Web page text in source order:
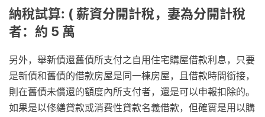
納稅試算: ( 薪資分開計稅，妻為分開計稅
者：約 5 萬
另外，舉新債還舊債所支付之自用住宅購屋借款利息，只要
是新債和舊債的借款房屋是同一棟房屋，且借款時間銜接，
則在舊債未償還的額度內所支付者，還是可以申報扣除的。
如果是以修繕貸款或消費性貸款名義借款，但確實是用以購